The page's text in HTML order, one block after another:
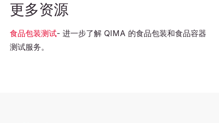
更多资源
食品包装测试- 进一步了解 QIMA 的食品包装和食品容器
测试服务。